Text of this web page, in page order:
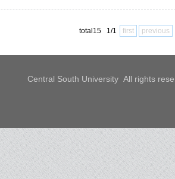
total15 1/1 first previous
Central South University All rights